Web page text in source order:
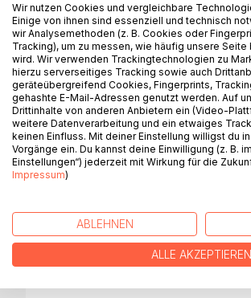
De Ultieme Daghandels
Het boek vertelt je ook dat
de schermen zitten te kijken
pagina - ook het gevoel dat
of andere financiële
overtuigd dat u een perfecte
helpen u om het verlies te
Deze gids geeft u
forex, aandelen of meer:
In een korte periode van tijd,
Wir nutzen Cookies und vergleichbare
Einige von ihnen sind essenziell und technisch
wir Analysemethoden (z. B. Cookies oder
Tracking), um zu messen, wie häufig unsere
wird. Wir verwenden Trackingtechnologien zu
hierzu serverseitiges Tracking sowie auch
geräteübergreifend Cookies, Fingerprints,
gehashte E-Mail-Adressen genutzt werden. Auf
Drittinhalte von anderen Anbietern ein (Video-
weitere Datenverarbeitung und ein etwaiges
keinen Einfluss. Mit deiner Einstellung willigst du
Vorgänge ein. Du kannst deine Einwilligung (z. B.
Einstellungen“) jederzeit mit Wirkung für die
Impressum)
ABLEHNEN
ALLE AKZEPTIEREN